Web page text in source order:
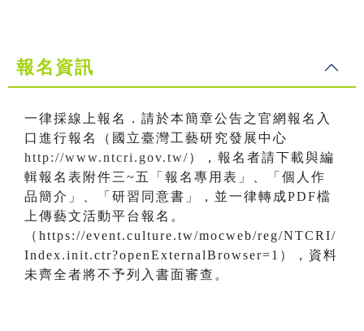
報名資訊
一律採線上報名．請於本簡章公告之官網報名入
口進行報名（國立臺灣工藝研究發展中心
http://www.ntcri.gov.tw/），報名者請下載與編
輯報名表附件三~五「報名專用表」、「個人作
品簡介」、「研習同意書」，並一律轉成PDF檔
上傳藝文活動平台報名。
（https://event.culture.tw/mocweb/reg/NTCRI/
Index.init.ctr?openExternalBrowser=1），資料
未齊全者將不予列入書面審查。